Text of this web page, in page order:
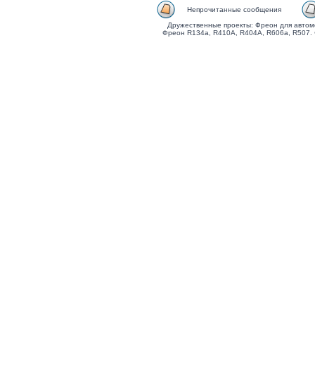
Непрочитанные сообщения
Дружественные проекты: Фреон для
Фреон R134a, R410A, R404A, R606a,